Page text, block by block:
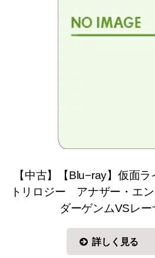
【中古】【Blu−ray】仮面
トリロジー アナザー・エ
ダーゲンムVSレー
詳しく見る